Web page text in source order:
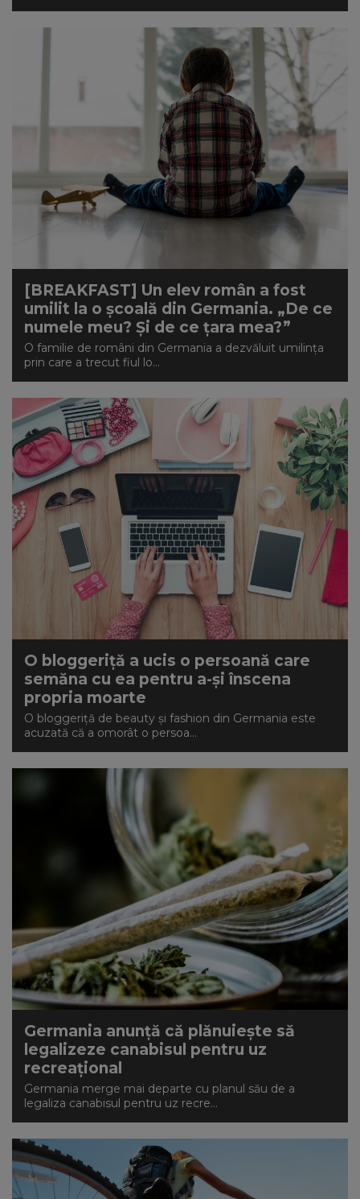
[BREAKFAST] Un elev român a fost
umilit la o școală din Germania. „De ce
numele meu? Și de ce țara mea?”
O familie de români din Germania a dezvăluit umilința
prin care a trecut fiul lo...
O bloggeriță a ucis o persoană care
semăna cu ea pentru a-și înscena
propria moarte
O bloggeriță de beauty și fashion din Germania este
acuzată că a omorât o persoa...
Germania anunță că plănuiește să
legalizeze canabisul pentru uz
recreațional
Germania merge mai departe cu planul său de a
legaliza canabisul pentru uz recre...